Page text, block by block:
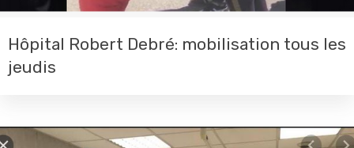
Hôpital Robert Debré: mobilisation tous les
jeudis